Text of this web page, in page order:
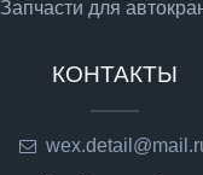
Запчасти для
КОНТАКТЫ